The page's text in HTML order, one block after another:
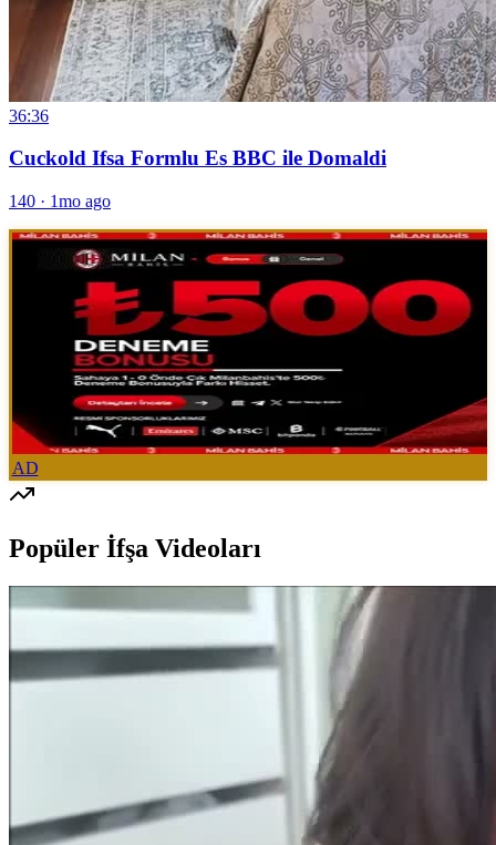
36:36
Cuckold Ifsa Formlu Es BBC ile Domaldi
140 · 1mo ago
AD
Popüler İfşa Videoları